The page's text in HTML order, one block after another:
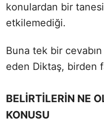
konulardan bir
etkilemediği.
Buna tek bir
eden Diktaş, birden
BELİRTİLERİN NE
KONUSU